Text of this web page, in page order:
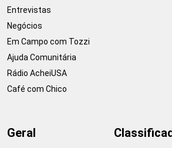
Entrevistas
Negócios
Em Campo com Tozzi
Ajuda Comunitária
Rádio AcheiUSA
Café com Chico
Geral